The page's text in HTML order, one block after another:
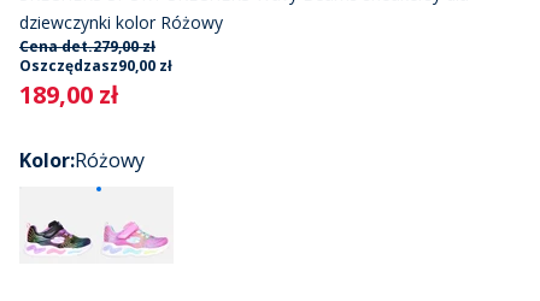
dziewczynki kolor Różowy
Cena det.279,00 zł
Oszczędzasz90,00 zł
Current
189,00 zł
Kolor:Różowy